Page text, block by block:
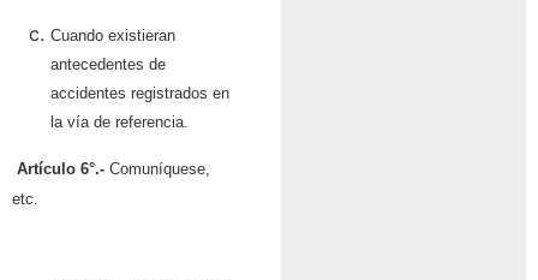
Cuando existieran
antecedentes de
accidentes registrados en
la vía de referencia.
Artículo 6°.- Comuníquese,
etc.